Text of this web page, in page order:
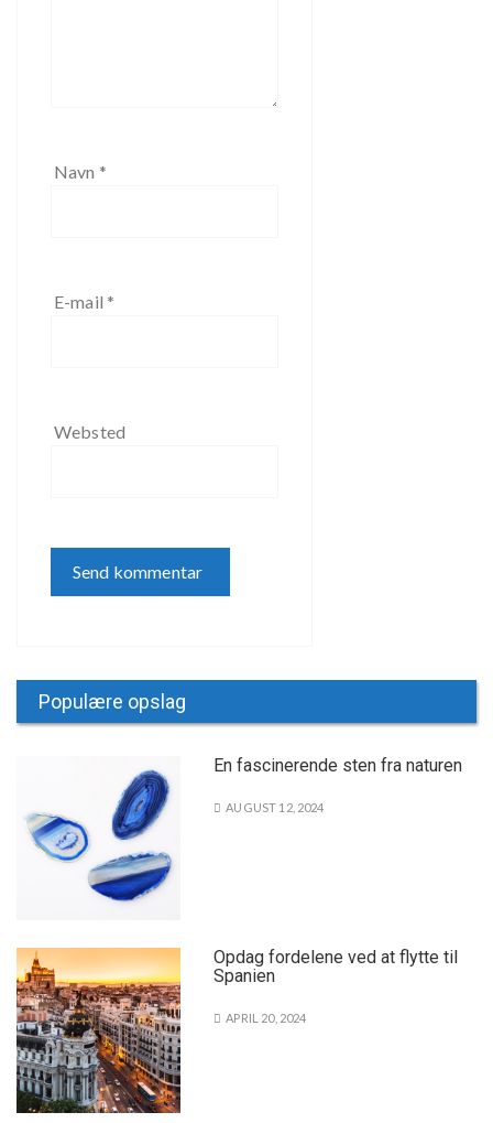
Navn *
E-mail *
Websted
Populære opslag
En fascinerende sten fra naturen
AUGUST 12, 2024
Opdag fordelene ved at flytte til
Spanien
APRIL 20, 2024